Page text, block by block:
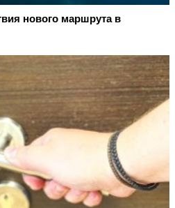
нового маршрута в